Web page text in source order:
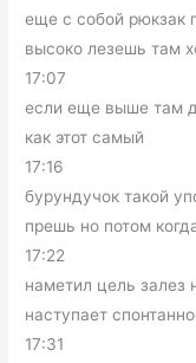
еще с собой рюкзак
высоко лезешь там
17:07
если еще выше там
как этот самый
17:16
бурундучок такой
прешь но потом
17:22
наметил цель залез
наступает
17:31